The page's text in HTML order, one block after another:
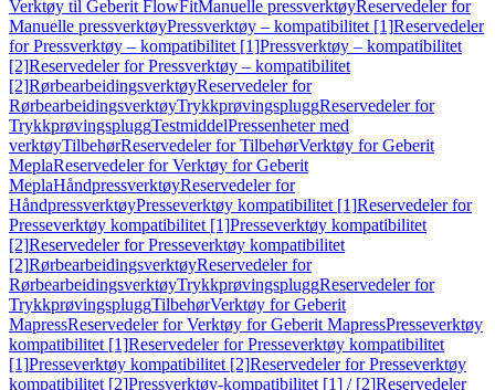
Verktøy til Geberit FlowFitManuelle pressverktøyReservedeler for
Manuelle pressverktøyPressverktøy – kompatibilitet [1]Reservedeler
for Pressverktøy – kompatibilitet [1]Pressverktøy – kompatibilitet
[2]Reservedeler for Pressverktøy – kompatibilitet
[2]RørbearbeidingsverktøyReservedeler for
RørbearbeidingsverktøyTrykkprøvingspluggReservedeler for
TrykkprøvingspluggTestmiddelPressenheter med
verktøyTilbehørReservedeler for TilbehørVerktøy for Geberit
MeplaReservedeler for Verktøy for Geberit
MeplaHåndpressverktøyReservedeler for
HåndpressverktøyPresseverktøy kompatibilitet [1]Reservedeler for
Presseverktøy kompatibilitet [1]Presseverktøy kompatibilitet
[2]Reservedeler for Presseverktøy kompatibilitet
[2]RørbearbeidingsverktøyReservedeler for
RørbearbeidingsverktøyTrykkprøvingspluggReservedeler for
TrykkprøvingspluggTilbehørVerktøy for Geberit
MapressReservedeler for Verktøy for Geberit MapressPresseverktøy
kompatibilitet [1]Reservedeler for Presseverktøy kompatibilitet
[1]Presseverktøy kompatibilitet [2]Reservedeler for Presseverktøy
kompatibilitet [2]Pressverktøy-kompatibilitet [1] / [2]Reservedeler